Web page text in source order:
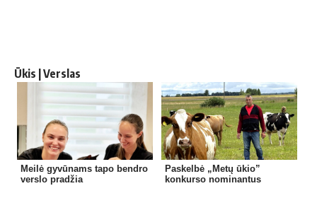
Ūkis | Verslas
Meilė gyvūnams tapo bendro
verslo pradžia
Paskelbė „Metų ūkio”
konkurso nominantus